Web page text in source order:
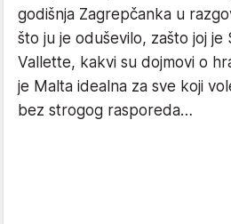
godišnja Zagrepčanka u
što ju je oduševilo, zašto joj je
Vallette, kakvi su dojmovi o
je Malta idealna za sve koji
bez strogog rasporeda…